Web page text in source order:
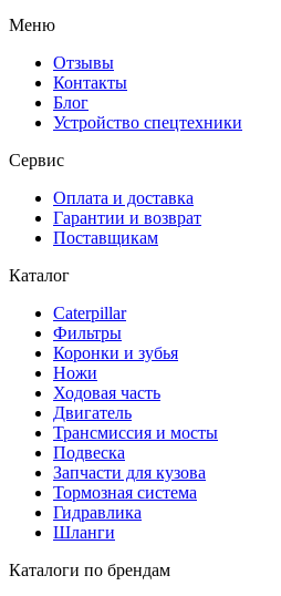
Меню
Отзывы
Контакты
Блог
Устройство спецтехники
Сервис
Оплата и доставка
Гарантии и возврат
Поставщикам
Каталог
Caterpillar
Фильтры
Коронки и зубья
Ножи
Ходовая часть
Двигатель
Трансмиссия и мосты
Подвеска
Запчасти для кузова
Тормозная система
Гидравлика
Шланги
Каталоги по брендам